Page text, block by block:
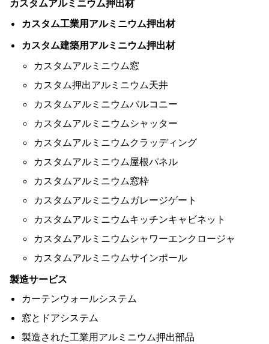
07
ア
ロ
フ
ァ
イ
づく
カスタムアルミニウム押出材
カスタム工業用アルミニウム押出材
カスタム建築用アルミニウム押出材
カスタムアルミニウム窓
カスタム押出アルミニウム天井
カスタムアルミニウムバルコニー
カスタムアルミニウムシャッター
カスタムアルミニウムクラッディング
カスタムアルミニウム屋根パネル
カスタムアルミニウム窓枠
カスタムアルミニウムガレージゲート
カスタムアルミニウムキッチンキャビネット
カスタムアルミニウムシャワーエンクロージャ
カスタムアルミニウムサインポール
製造サービス
カーテンウォールシステム
窓とドアシステム
製造された工業用アルミニウム押出部品